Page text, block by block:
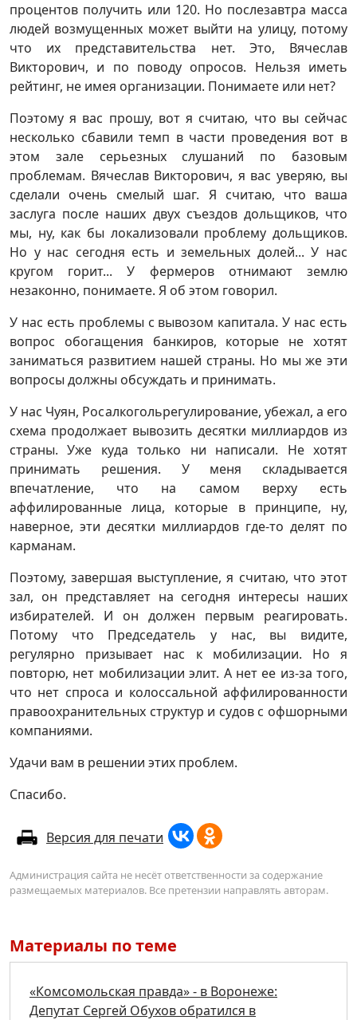
процентов получить или 120. Но послезавтра масса
людей возмущенных может выйти на улицу, потому
что их представительства нет. Это, Вячеслав
Викторович, и по поводу опросов. Нельзя иметь
рейтинг, не имея организации. Понимаете или нет?
Поэтому я вас прошу, вот я считаю, что вы сейчас
несколько сбавили темп в части проведения вот в
этом зале серьезных слушаний по базовым
проблемам. Вячеслав Викторович, я вас уверяю, вы
сделали очень смелый шаг. Я считаю, что ваша
заслуга после наших двух съездов дольщиков, что
мы, ну, как бы локализовали проблему дольщиков.
Но у нас сегодня есть и земельных долей... У нас
кругом горит... У фермеров отнимают землю
незаконно, понимаете. Я об этом говорил.
У нас есть проблемы с вывозом капитала. У нас есть
вопрос обогащения банкиров, которые не хотят
заниматься развитием нашей страны. Но мы же эти
вопросы должны обсуждать и принимать.
У нас Чуян, Росалкогольрегулирование, убежал, а его
схема продолжает вывозить десятки миллиардов из
страны. Уже куда только ни написали. Не хотят
принимать решения. У меня складывается
впечатление, что на самом верху есть
аффилированные лица, которые в принципе, ну,
наверное, эти десятки миллиардов где-то делят по
карманам.
Поэтому, завершая выступление, я считаю, что этот
зал, он представляет на сегодня интересы наших
избирателей. И он должен первым реагировать.
Потому что Председатель у нас, вы видите,
регулярно призывает нас к мобилизации. Но я
повторю, нет мобилизации элит. А нет ее из-за того,
что нет спроса и колоссальной аффилированности
правоохранительных структур и судов с офшорными
компаниями.
Удачи вам в решении этих проблем.
Спасибо.
Версия для печати
Администрация сайта не несёт ответственности за содержание
размещаемых материалов. Все претензии направлять авторам.
Материалы по теме
«Комсомольская правда» - в Воронеже:
Депутат Сергей Обухов обратился в